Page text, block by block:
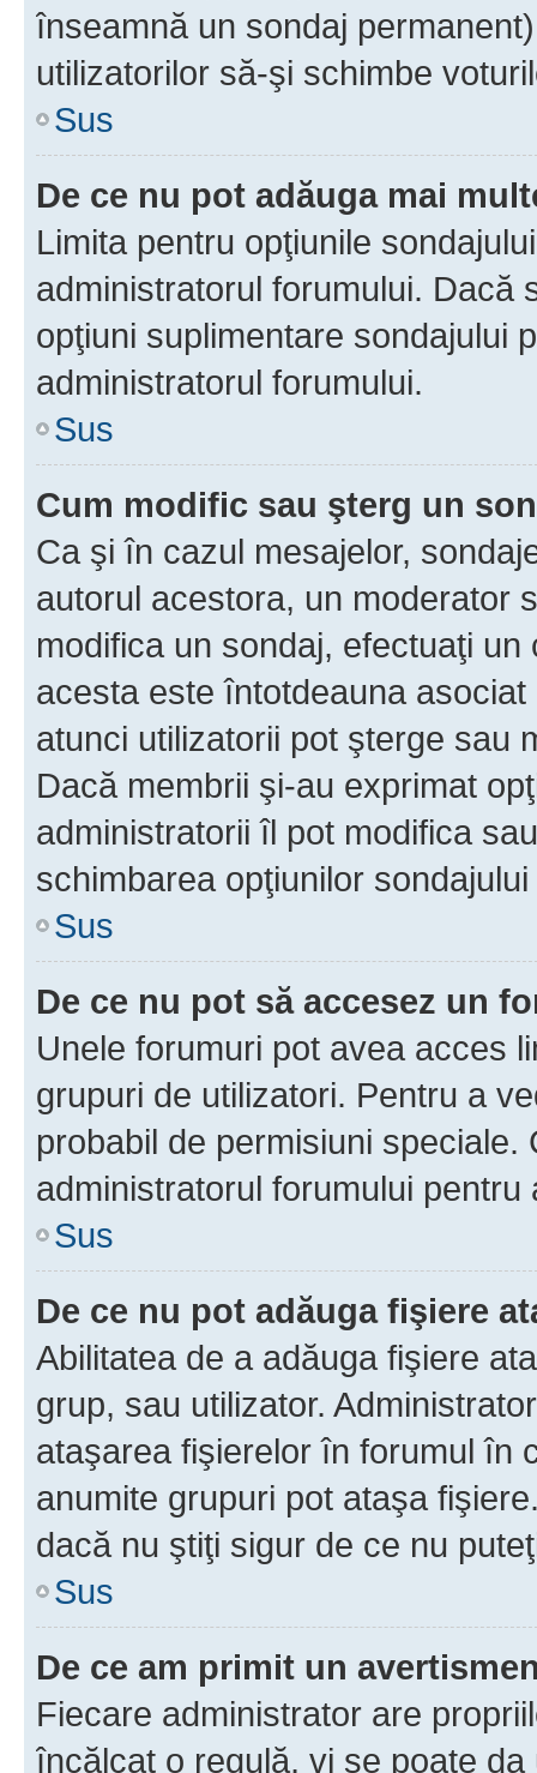
înseamnă un sondaj
utilizatorilor să-şi schimbe
Sus
De ce nu pot adăuga mai
Limita pentru opţiunile
administratorul forumului. Dacă
opţiuni suplimentare sondajului
administratorul forumului.
Sus
Cum modific sau şterg un
Ca şi în cazul mesajelor,
autorul acestora, un moderator
modifica un sondaj, efectuaţi
acesta este întotdeauna
atunci utilizatorii pot şterge sau
Dacă membrii şi-au exprimat
administratorii îl pot modifica
schimbarea opţiunilor
Sus
De ce nu pot să accesez un
Unele forumuri pot avea acces
grupuri de utilizatori. Pentru a
probabil de permisiuni
administratorul forumului pentru
Sus
De ce nu pot adăuga fişiere
Abilitatea de a adăuga fişiere
grup, sau utilizator.
ataşarea fişierelor în forumul în
anumite grupuri pot ataşa
dacă nu ştiţi sigur de ce nu
Sus
De ce am primit un
Fiecare administrator are
încălcat o regulă, vi se poate